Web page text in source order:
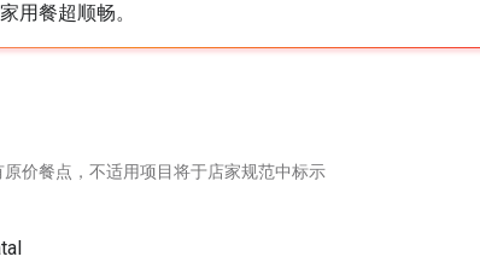
用餐超顺畅。
价餐点，不适用项目将于店家规范中标示